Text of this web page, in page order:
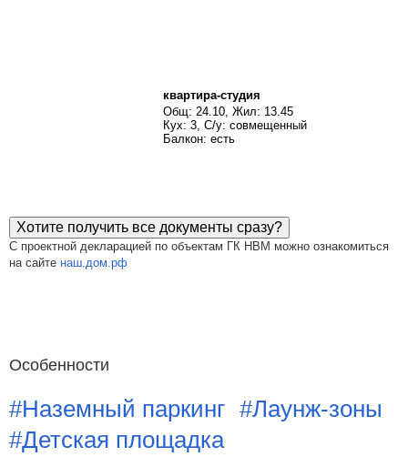
квартира-студия
Общ: 24.10, Жил: 13.45
Кух: 3, С/у: совмещенный
Балкон: есть
Хотите получить все документы сразу?
С проектной декларацией по объектам ГК НВМ можно ознакомиться
на сайте наш.дом.рф
Особенности
#Наземный паркинг #Лаунж-зоны
#Детская площадка